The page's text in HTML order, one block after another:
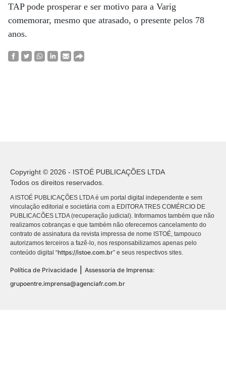
TAP pode prosperar e ser motivo para a Varig
comemorar, mesmo que atrasado, o presente pelos 78
anos.
Copyright © 2026 - ISTOÉ PUBLICAÇÕES LTDA
Todos os direitos reservados.
A ISTOÉ PUBLICAÇÕES LTDA é um portal digital independente e sem
vinculação editorial e societária com a EDITORA TRES COMÉRCIO DE
PUBLICACÕES LTDA (recuperação judicial). Informamos também que não
realizamos cobranças e que também não oferecemos cancelamento do
contrato de assinatura da revista impressa de nome ISTOÉ, tampouco
autorizamos terceiros a fazê-lo, nos responsabilizamos apenas pelo
conteúdo digital “https://istoe.com.br” e seus respectivos sites.
Política de Privacidade
Assessoria de Imprensa:
grupoentre.imprensa@agenciafr.com.br